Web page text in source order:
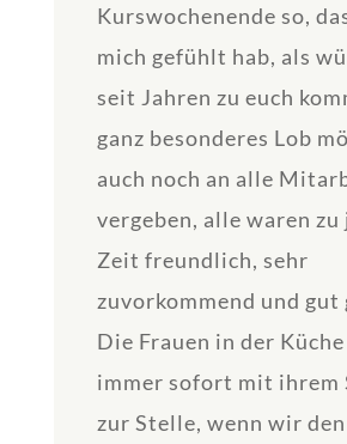
Kurswochenende so,
mich gefühlt hab, als
seit Jahren zu euch
ganz besonderes Lob
auch noch an alle
vergeben, alle waren zu
Zeit freundlich, sehr
zuvorkommend und gut
Die Frauen in der
immer sofort mit ihrem
zur Stelle, wenn wir den